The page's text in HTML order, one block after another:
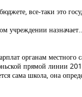
все-таки это
учреждении
органам
прямой линии
сама школа, она